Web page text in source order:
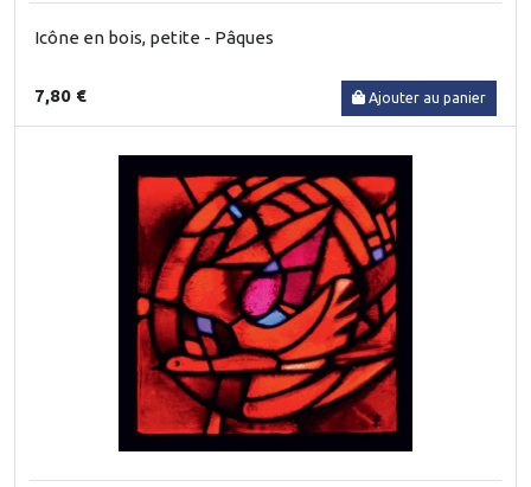
Icône en bois, petite - Pâques
7,80 € Ajouter au panier